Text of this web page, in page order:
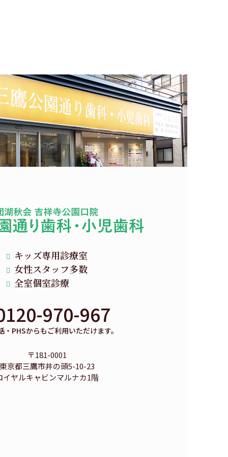
キッズ専用診療室
女性スタッフ多数
全室個室診療
970-967
・PHSからもご利用いただけます。
〒181-0001
京都三鷹市井の頭5-10-23
イヤルキャビンマルナカ1階